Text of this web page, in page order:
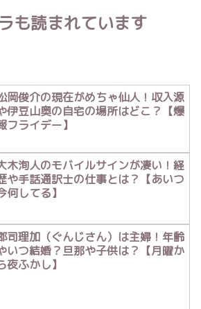
も読まれています
岡俊介の現在がめちゃ仙人！収入源
伊豆山奥の自宅の場所はどこ？【爆
フライデー】
木洵人のモバイルサインが凄い！経
や手話通訳士の仕事とは？【あいつ
何してる】
司理加（ぐんじさん）は主婦！年齢
いつ結婚？旦那や子供は？【月曜か
夜ふかし】